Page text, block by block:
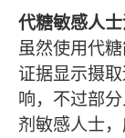
代糖敏感人
虽然使用代
证据显示摄
响，不过部
剂敏感人士，